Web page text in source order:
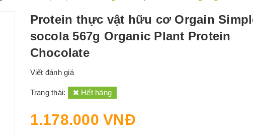
Protein thực vật hữu cơ Orgain
socola 567g Organic Plant Protein
Chocolate
Viết đánh giá
Trạng thái: Hết hàng
1.178.000 VNĐ